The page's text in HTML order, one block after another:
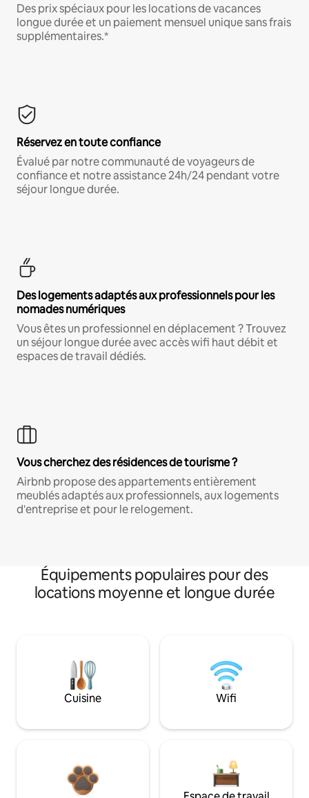
Des prix spéciaux pour les locations de vacances
longue durée et un paiement mensuel unique sans frais
supplémentaires.*
Réservez en toute confiance
Évalué par notre communauté de voyageurs de
confiance et notre assistance 24h/24 pendant votre
séjour longue durée.
Des logements adaptés aux professionnels pour les
nomades numériques
Vous êtes un professionnel en déplacement ? Trouvez
un séjour longue durée avec accès wifi haut débit et
espaces de travail dédiés.
Vous cherchez des résidences de tourisme ?
Airbnb propose des appartements entièrement
meublés adaptés aux professionnels, aux logements
d'entreprise et pour le relogement.
Équipements populaires pour des
locations moyenne et longue durée
Cuisine Wifi